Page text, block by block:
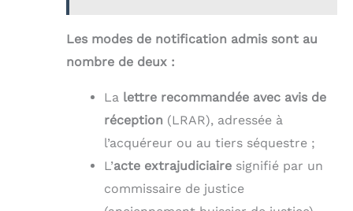
Les modes de notification admis sont au
nombre de deux :
La lettre recommandée avec avis de
réception (LRAR), adressée à
l’acquéreur ou au tiers séquestre ;
L’acte extrajudiciaire signifié par un
commissaire de justice